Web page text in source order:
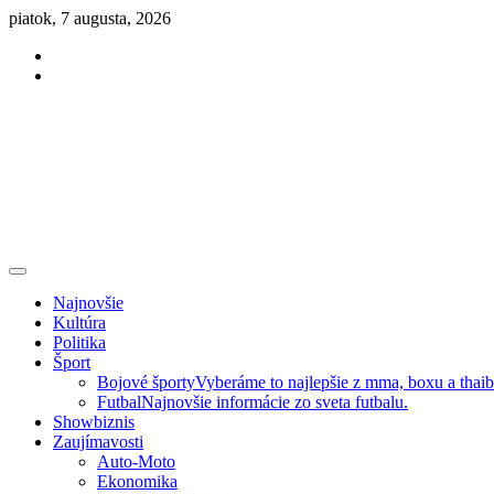
Skip
content
piatok, 7 augusta, 2026
Najnovšie
Kultúra
Politika
Šport
Bojové športyVyberáme to najlepšie z mma, boxu a
FutbalNajnovšie informácie zo sveta futbalu.
Showbiznis
Zaujímavosti
Auto-Moto
Ekonomika